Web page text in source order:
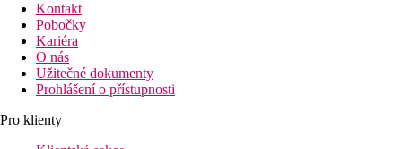
Kontakt
Pobočky
Kariéra
O nás
Užitečné dokumenty
Prohlášení o přístupnosti
Pro klienty